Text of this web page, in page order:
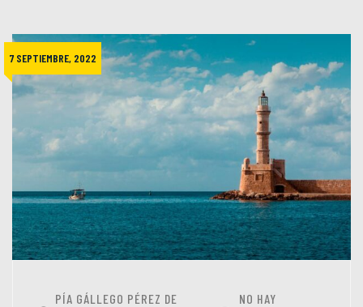
7 SEPTIEMBRE, 2022
PÍA GÁLLEGO PÉREZ DE
NO HAY